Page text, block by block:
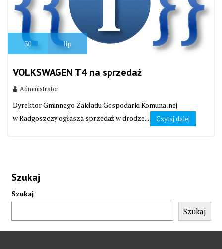
30 lip
VOLKSWAGEN T4 na sprzedaż
Administrator
Dyrektor Gminnego Zakładu Gospodarki Komunalnej
w Radgoszczy ogłasza sprzedaż w drodze...
Czytaj dalej
Szukaj
Szukaj
Szukaj